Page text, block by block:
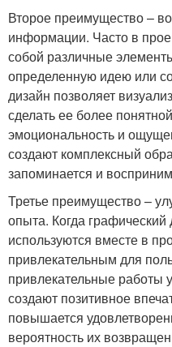
Второе преимущество –
информации. Часто в
собой различные
определенную идею или
дизайн позволяет
сделать ее более
эмоциональность и
создают комплексный
запоминается и
Третье преимущество –
опыта. Когда
используются вместе в
привлекательным для
привлекательные работы
создают позитивное
повышается
вероятность их